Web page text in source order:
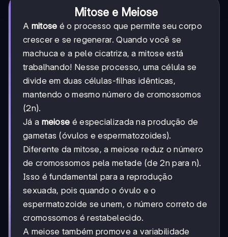
Mitose e Meiose
A mitose é o processo que permite seu corpo
crescer e se regenerar. Quando você se
machuca e a pele cicatriza, a mitose está
trabalhando! Nesse processo, uma célula se
divide em duas células-filhas idênticas,
mantendo o mesmo número de cromossomos
(2n).
Já a meiose é especializada na produção de
gametas (óvulos e espermatozoides).
Diferente da mitose, a meiose reduz o número
de cromossomos pela metade (de 2n para n).
Isso é fundamental para a reprodução
sexuada, pois quando o óvulo e o
espermatozoide se unem, o número correto de
cromossomos é restabelecido.
A meiose também promove a variabilidade